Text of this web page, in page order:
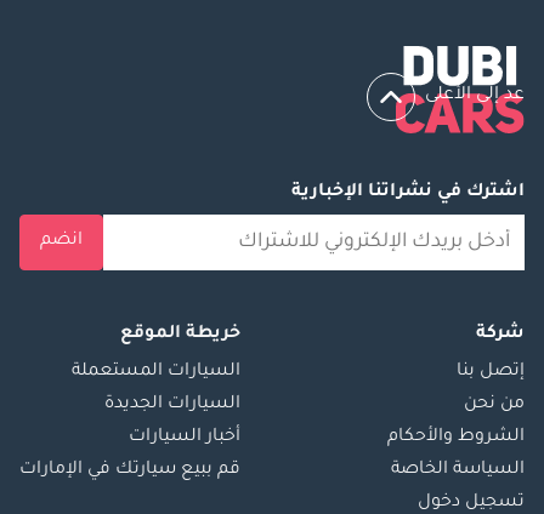
عد إلى الأعلى
اشترك في نشراتنا الإخبارية
انضم
شركة
إتصل بنا
من نحن
الشروط والأحكام
السياسة الخاصة
تسجيل دخول
خريطة الموقع
السيارات المستعملة
السيارات الجديدة
أخبار السيارات
قم ببيع سيارتك في الإمارات